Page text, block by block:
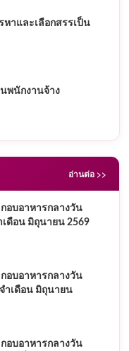
าและเลือกสรรเป็น
พนักงานจ้าง
อ่านต่อ >>
อบอาหารกลางวัน
ดือน มิถุนายน 2569
อบอาหารกลางวัน
ำเดือน มิถุนายน
อบอาหารกลางวัน